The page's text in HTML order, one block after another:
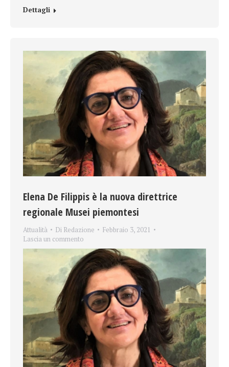
Dettagli
Elena De Filippis è la nuova direttrice
regionale Musei piemontesi
Attualità Di Redazione
Febbraio 3, 2021
Lascia un commento